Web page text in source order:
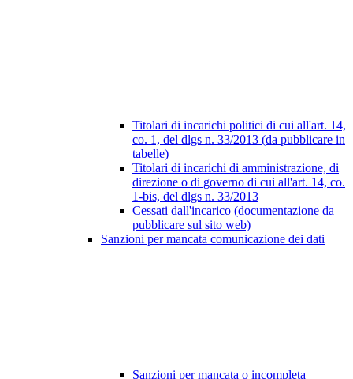
Titolari di incarichi politici di cui all'art. 14,
co. 1, del dlgs n. 33/2013 (da pubblicare in
tabelle)
Titolari di incarichi di amministrazione, di
direzione o di governo di cui all'art. 14, co.
1-bis, del dlgs n. 33/2013
Cessati dall'incarico (documentazione da
pubblicare sul sito web)
Sanzioni per mancata comunicazione dei dati
Sanzioni per mancata o incompleta